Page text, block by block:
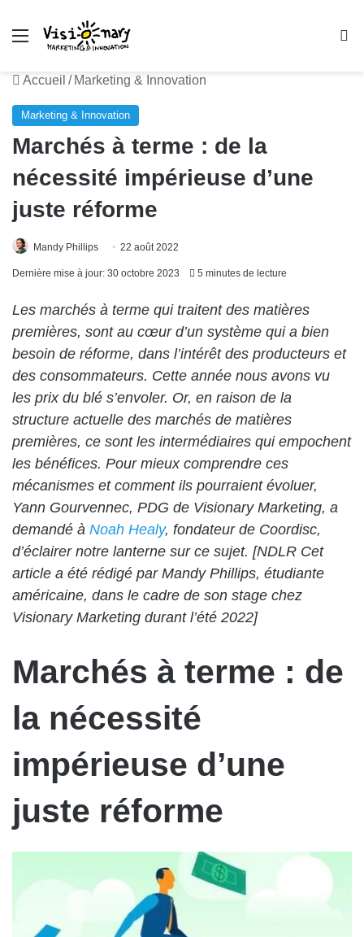
Menu
Accueil / Marketing & Innovation
Marketing & Innovation
Marchés à terme : de la
nécessité impérieuse d’une
juste réforme
Mandy Phillips 22 août 2022
Dernière mise à jour: 30 octobre 2023 5 minutes de lecture
Les marchés à terme qui traitent des matières
premières, sont au cœur d’un système qui a bien
besoin de réforme, dans l’intérêt des producteurs et
des consommateurs. Cette année nous avons vu
les prix du blé s’envoler. Or, en raison de la
structure actuelle des marchés de matières
premières, ce sont les intermédiaires qui empochent
les bénéfices. Pour mieux comprendre ces
mécanismes et comment ils pourraient évoluer,
Yann Gourvennec, PDG de Visionary Marketing, a
demandé à Noah Healy, fondateur de Coordisc,
d’éclairer notre lanterne sur ce sujet. [NDLR Cet
article a été rédigé par Mandy Phillips, étudiante
américaine, dans le cadre de son stage chez
Visionary Marketing durant l’été 2022]
Marchés à terme : de
la nécessité
impérieuse d’une
juste réforme